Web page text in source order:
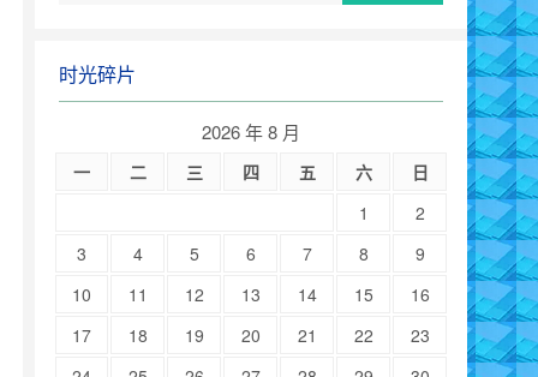
时光碎片
2026 年 8 月
一 二 三 四 五 六
日
1
2
3
4 5 6 7 8
9
10
11 12 13 14 15
16
17
18 19 20 21 22
23